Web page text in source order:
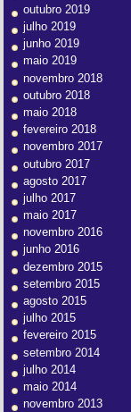
outubro 2019
julho 2019
junho 2019
maio 2019
novembro 2018
outubro 2018
maio 2018
fevereiro 2018
novembro 2017
outubro 2017
agosto 2017
julho 2017
maio 2017
novembro 2016
junho 2016
dezembro 2015
setembro 2015
agosto 2015
julho 2015
fevereiro 2015
setembro 2014
julho 2014
maio 2014
novembro 2013